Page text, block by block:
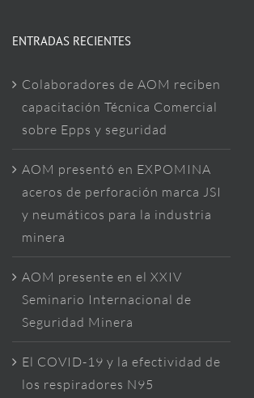
ENTRADAS RECIENTES
Colaboradores de AOM reciben
capacitación Técnica Comercial
sobre Epps y seguridad
AOM presentó en EXPOMINA
aceros de perforación marca JSI
y neumáticos para la industria
minera
AOM presente en el XXIV
Seminario Internacional de
Seguridad Minera
El COVID-19 y la efectividad de
los respiradores N95